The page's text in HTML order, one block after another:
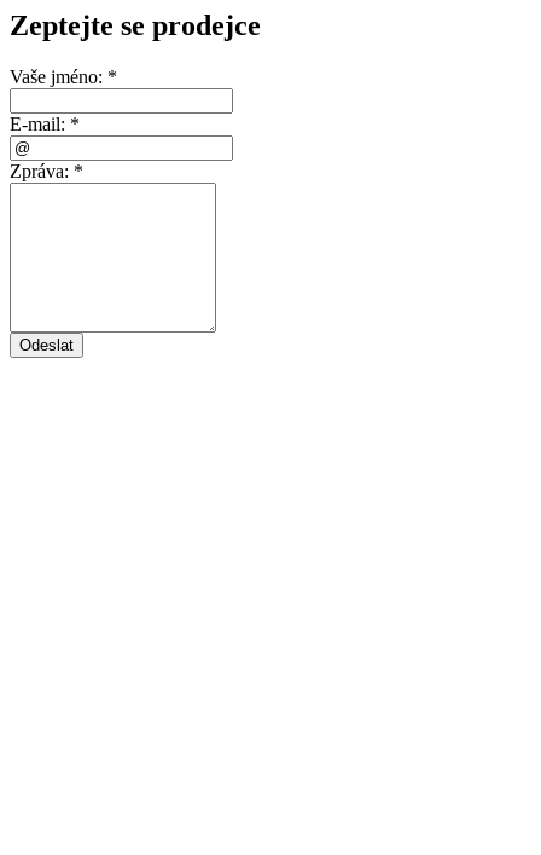
Zeptejte se prodejce
Vaše jméno: *
E-mail: *
Zpráva: *